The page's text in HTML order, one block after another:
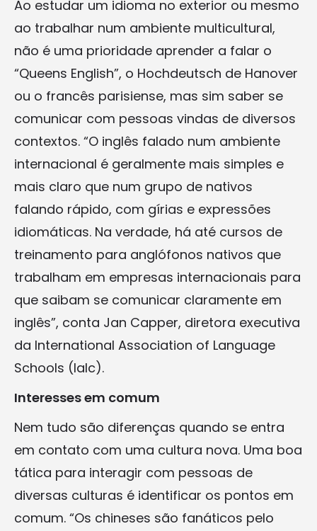
Ao estudar um idioma no exterior ou mesmo
ao trabalhar num ambiente multicultural,
não é uma prioridade aprender a falar o
“Queens English”, o Hochdeutsch de Hanover
ou o francês parisiense, mas sim saber se
comunicar com pessoas vindas de diversos
contextos. “O inglês falado num ambiente
internacional é geralmente mais simples e
mais claro que num grupo de nativos
falando rápido, com gírias e expressões
idiomáticas. Na verdade, há até cursos de
treinamento para anglófonos nativos que
trabalham em empresas internacionais para
que saibam se comunicar claramente em
inglês”, conta Jan Capper, diretora executiva
da International Association of Language
Schools (Ialc).
Interesses em comum
Nem tudo são diferenças quando se entra
em contato com uma cultura nova. Uma boa
tática para interagir com pessoas de
diversas culturas é identificar os pontos em
comum. “Os chineses são fanáticos pelo